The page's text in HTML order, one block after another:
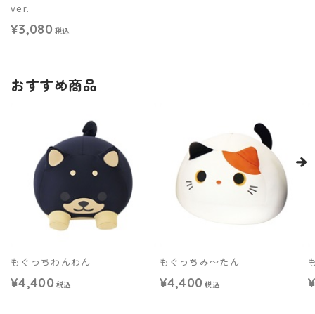
ver.
¥3,080 税込
おすすめ商品
もぐっちわんわん
¥4,400 税込
もぐっちみ～たん
¥4,400 税込